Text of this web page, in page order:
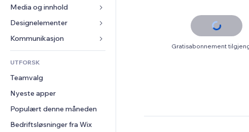
Sosiale medier
SEO
Engasjement
Nettstedsoppføringer
E-post
Konvertering
Selg-knapper
Nettkurs
On-demand-utskrift
Regnskap
Kuponger og fordelsprogram
Lagerløsninger
Dropshipping
Priser og abonnement
Folkefinansiering
Hoteller
Arrangementer
Restauranter
Eiendom
Bookinger
Media og innhold
Galleri
Musikk
Podkaster
Fotografi
Video
PDF
Fildeling
Nyheter
Designelementer
Kart og navigasjon
Personvern og sikkerhet
Klokke
Sidemaler
Bildeeffekter
Knapper og menyer
Bannere og merker
Skjemaer
Avstemninger
Chat
Kommentarer
Telefon
UTFORSK
Teamvalg
Nyeste apper
Populært denne måneden
Bedriftsløsninger fra Wix
Gratisabonnement